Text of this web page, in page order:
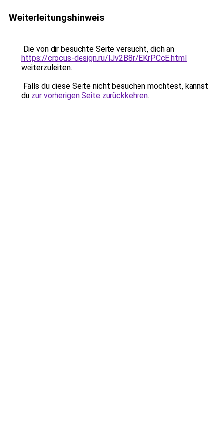
Weiterleitungshinweis
Die von dir besuchte Seite versucht, dich an
https://crocus-design.ru/IJv2B8r/EKrPCcE.html
weiterzuleiten.
Falls du diese Seite nicht besuchen möchtest, kannst
du zur vorherigen Seite zurückkehren.